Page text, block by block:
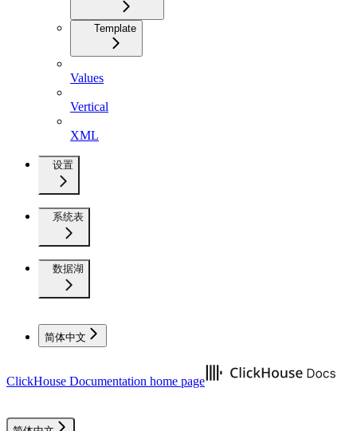
Template
Values
Vertical
XML
设置
系统表
数据湖
简体中文
ClickHouse Documentation home page